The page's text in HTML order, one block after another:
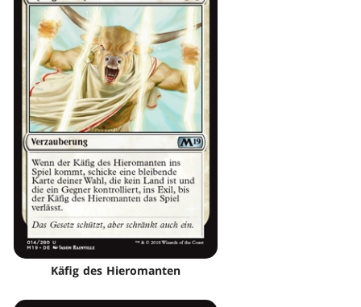
Käfig des Hieromanten